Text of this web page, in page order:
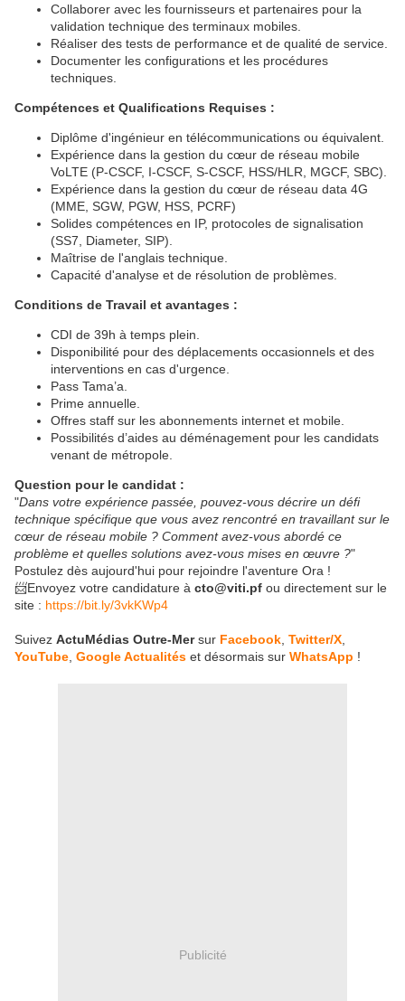
Collaborer avec les fournisseurs et partenaires pour la
validation technique des terminaux mobiles.
Réaliser des tests de performance et de qualité de service.
Documenter les configurations et les procédures
techniques.
Compétences et Qualifications Requises :
Diplôme d'ingénieur en télécommunications ou équivalent.
Expérience dans la gestion du cœur de réseau mobile
VoLTE (P-CSCF, I-CSCF, S-CSCF, HSS/HLR, MGCF, SBC).
Expérience dans la gestion du cœur de réseau data 4G
(MME, SGW, PGW, HSS, PCRF)
Solides compétences en IP, protocoles de signalisation
(SS7, Diameter, SIP).
Maîtrise de l'anglais technique.
Capacité d'analyse et de résolution de problèmes.
Conditions de Travail et avantages :
CDI de 39h à temps plein.
Disponibilité pour des déplacements occasionnels et des
interventions en cas d'urgence.
Pass Tama’a.
Prime annuelle.
Offres staff sur les abonnements internet et mobile.
Possibilités d’aides au déménagement pour les candidats
venant de métropole.
Question pour le candidat :
"Dans votre expérience passée, pouvez-vous décrire un défi
technique spécifique que vous avez rencontré en travaillant sur le
cœur de réseau mobile ? Comment avez-vous abordé ce
problème et quelles solutions avez-vous mises en œuvre ?"
Postulez dès aujourd'hui pour rejoindre l'aventure Ora !
📨Envoyez votre candidature à cto@viti.pf ou directement sur le
site : https://bit.ly/3vkKWp4
Suivez ActuMédias Outre-Mersur Facebook Twitter/X
YouTube Google Actualités et désormais sur WhatsApp !
Publicité